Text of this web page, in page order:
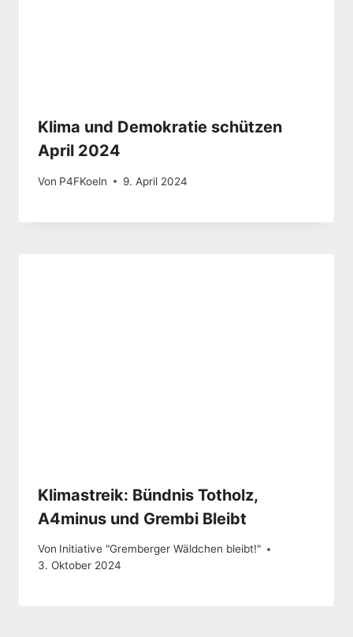
Klima und Demokratie schützen
April 2024
Von P4FKoeln 9. April 2024
Klimastreik: Bündnis Totholz,
A4minus und Grembi Bleibt
Von Initiative "Gremberger Wäldchen bleibt!"
3. Oktober 2024